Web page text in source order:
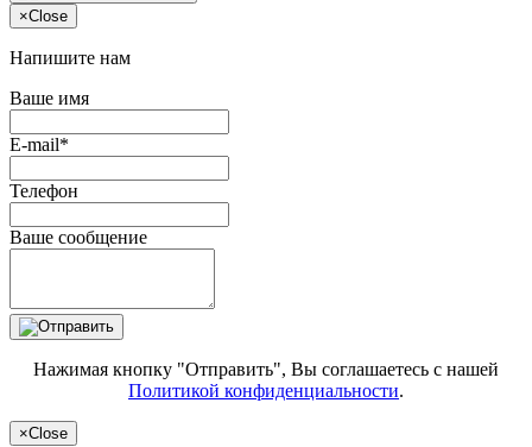
×Close
Напишите нам
Ваше имя
E-mail*
Телефон
Ваше сообщение
Нажимая кнопку "Отправить", Вы соглашаетесь с нашей
Политикой конфиденциальности.
×Close